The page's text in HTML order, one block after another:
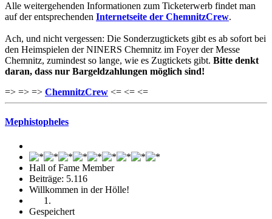
Alle weitergehenden Informationen zum Ticketerwerb findet man
auf der entsprechenden Internetseite der ChemnitzCrew.
Ach, und nicht vergessen: Die Sonderzugtickets gibt es ab sofort bei
den Heimspielen der NINERS Chemnitz im Foyer der Messe
Chemnitz, zumindest so lange, wie es Zugtickets gibt. Bitte denkt
daran, dass nur Bargeldzahlungen möglich sind!
=> => => ChemnitzCrew <= <= <=
Mephistopheles
Hall of Fame Member
Beiträge: 5.116
Willkommen in der Hölle!
Gespeichert